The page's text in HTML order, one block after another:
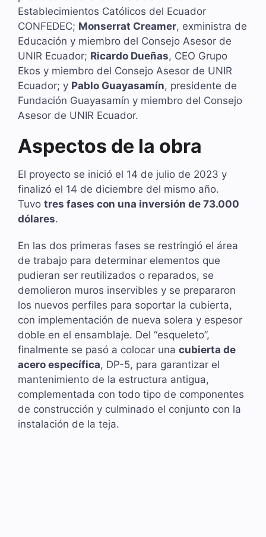
Establecimientos Católicos del Ecuador
CONFEDEC; Monserrat Creamer, exministra de
Educación y miembro del Consejo Asesor de
UNIR Ecuador; Ricardo Dueñas, CEO Grupo
Ekos y miembro del Consejo Asesor de UNIR
Ecuador; y Pablo Guayasamín, presidente de
Fundación Guayasamín y miembro del Consejo
Asesor de UNIR Ecuador.
Aspectos de la obra
El proyecto se inició el 14 de julio de 2023 y
finalizó el 14 de diciembre del mismo año.
Tuvo tres fases con una inversión de 73.000
dólares.
En las dos primeras fases se restringió el área
de trabajo para determinar elementos que
pudieran ser reutilizados o reparados, se
demolieron muros inservibles y se prepararon
los nuevos perfiles para soportar la cubierta,
con implementación de nueva solera y espesor
doble en el ensamblaje. Del “esqueleto”,
finalmente se pasó a colocar una cubierta de
acero específica, DP-5, para garantizar el
mantenimiento de la estructura antigua,
complementada con todo tipo de componentes
de construcción y culminado el conjunto con la
instalación de la teja.